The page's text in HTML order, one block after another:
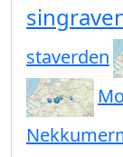
staverden